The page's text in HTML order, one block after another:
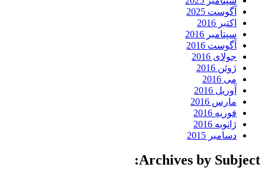
آگوست 2025
اکتبر 2016
سپتامبر 2016
آگوست 2016
جولای 2016
ژوئن 2016
می 2016
آوریل 2016
مارس 2016
فوریه 2016
ژانویه 2016
دسامبر 2015
Archives by Subject: